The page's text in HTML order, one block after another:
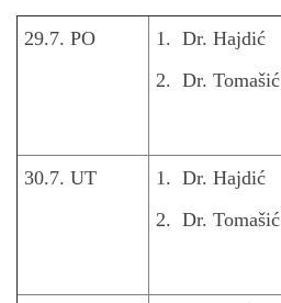
29.7. PO
1. Dr. Hajdić
2. Dr. Tomašić
30.7. UT
1. Dr. Hajdić
2. Dr. Tomašić